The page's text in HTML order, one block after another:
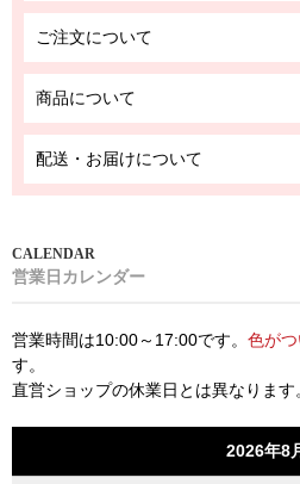
ご注文について
商品について
配送・お届けについて
営業日カレンダー
営業時間は10:00～17:00です。 色が
す。
直営ショップの休業日とは異なります
2026年8